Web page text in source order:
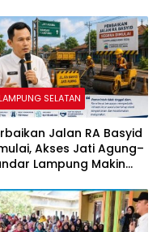
LAMPUNG SELATAN
Jalan RA Basyid
Akses Jati Agung–
Lampung Makin